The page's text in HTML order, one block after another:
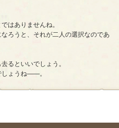
はありませんね。
ろうと、それが二人の選択なのであ
るといいでしょう。
しょうね――。